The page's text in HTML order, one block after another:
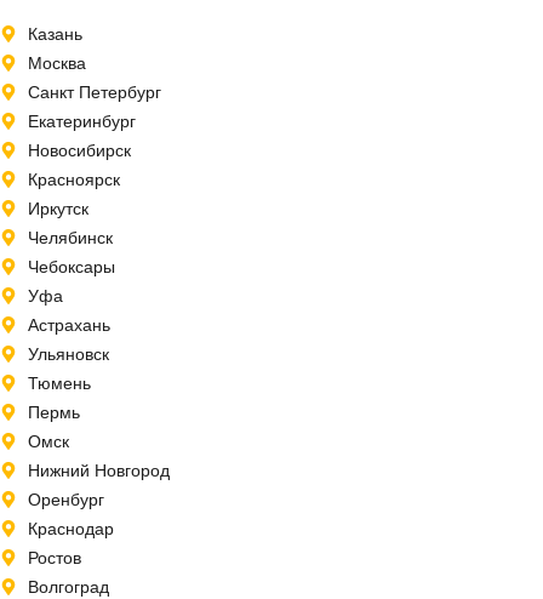
Казань
Москва
Санкт Петербург
Екатеринбург
Новосибирск
Красноярск
Иркутск
Челябинск
Чебоксары
Уфа
Астрахань
Ульяновск
Тюмень
Пермь
Омск
Нижний Новгород
Оренбург
Краснодар
Ростов
Волгоград